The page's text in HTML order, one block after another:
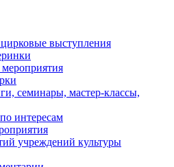
выступления
семинары, мастер-классы,
интересам
учреждений культуры